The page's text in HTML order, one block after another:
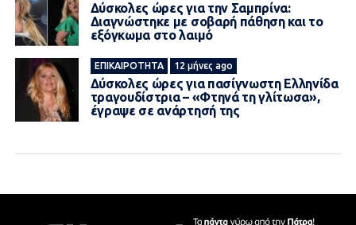
Δύσκολες ώρες για την Σαμπρίνα:
Διαγνώστηκε με σοβαρή πάθηση και το
εξόγκωμα στο λαιμό
ΕΠΙΚΑΙΡΌΤΗΤΑ 12 μήνες ago
Δύσκολες ώρες για πασίγνωστη Ελληνίδα
τραγουδίστρια – «Φτηνά τη γλίτωσα»,
έγραψε σε ανάρτησή της